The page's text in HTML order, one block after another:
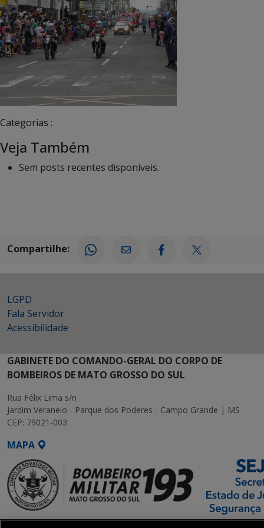
Categorias :
Veja Também
Sem posts recentes disponíveis.
Compartilhe:
LGPD
Fala Servidor
Acessibilidade
GABINETE DO COMANDO-GERAL DO CORPO DE
BOMBEIROS DE MATO GROSSO DO SUL
Rua Félix Lima s/n
Jardim Veraneio - Parque dos Poderes - Campo Grande | MS
CEP: 79021-003
MAPA